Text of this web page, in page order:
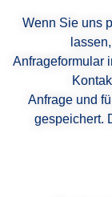
Wenn Sie uns
Anfrageformular
Anfrage und
gespeichert.